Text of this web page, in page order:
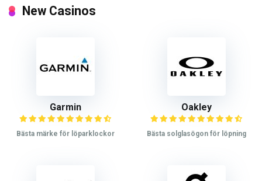
New Casinos
Garmin
Bästa märke för löparklockor
Oakley
Bästa solglasögon för löpning